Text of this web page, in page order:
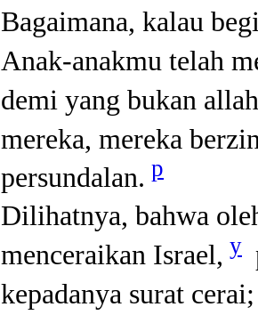
Bagaimana, kalau
Anak-anakmu telah
demi yang bukan
mereka, mereka
persundalan. p
Dilihatnya, bahwa
menceraikan Israel, y
kepadanya surat cerai;